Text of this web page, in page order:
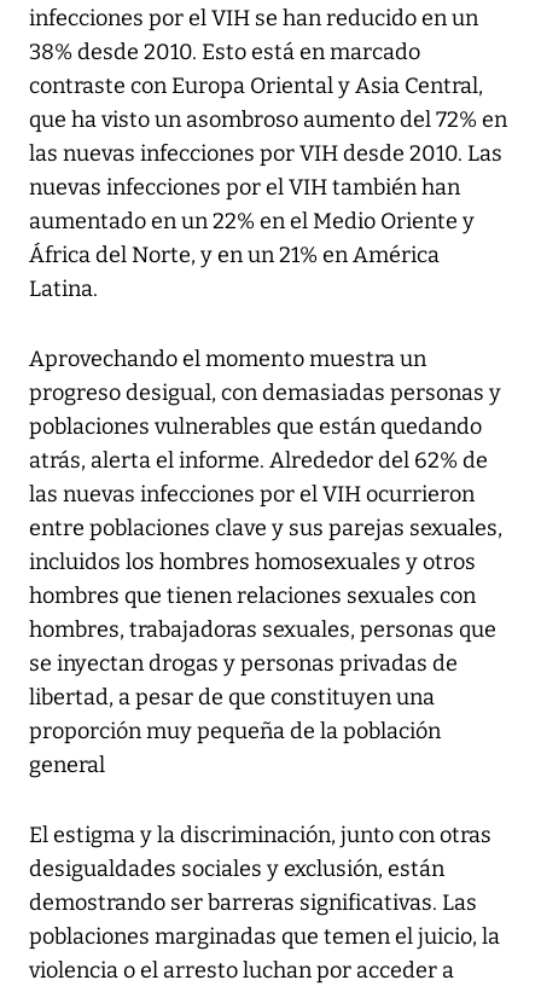
infecciones por el VIH se han reducido en un
38% desde 2010. Esto está en marcado
contraste con Europa Oriental y Asia Central,
que ha visto un asombroso aumento del 72% en
las nuevas infecciones por VIH desde 2010. Las
nuevas infecciones por el VIH también han
aumentado en un 22% en el Medio Oriente y
África del Norte, y en un 21% en América
Latina.
Aprovechando el momento muestra un
progreso desigual, con demasiadas personas y
poblaciones vulnerables que están quedando
atrás, alerta el informe. Alrededor del 62% de
las nuevas infecciones por el VIH ocurrieron
entre poblaciones clave y sus parejas sexuales,
incluidos los hombres homosexuales y otros
hombres que tienen relaciones sexuales con
hombres, trabajadoras sexuales, personas que
se inyectan drogas y personas privadas de
libertad, a pesar de que constituyen una
proporción muy pequeña de la población
general
El estigma y la discriminación, junto con otras
desigualdades sociales y exclusión, están
demostrando ser barreras significativas. Las
poblaciones marginadas que temen el juicio, la
violencia o el arresto luchan por acceder a